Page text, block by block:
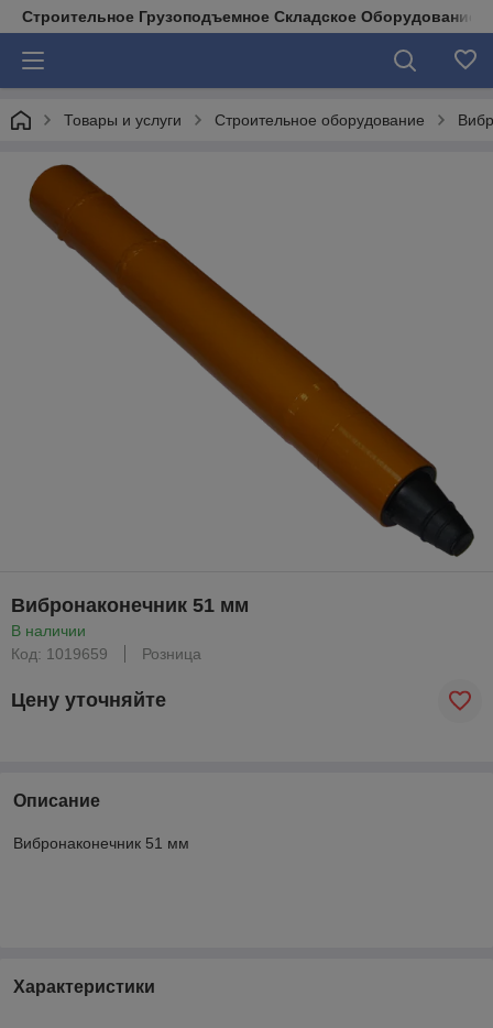
Строительное Грузоподъемное Складское Оборудование
Товары и услуги Строительное оборудование
Вибронаконечник 51 мм
В наличии
Код: 1019659
Розница
Цену уточняйте
Описание
Вибронаконечник 51 мм
Характеристики